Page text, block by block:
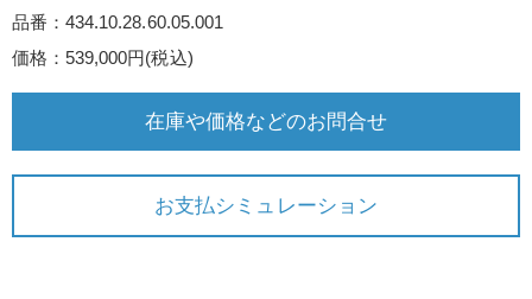
品番：434.10.28.60.05.001
価格：539,000円(税込)
在庫や価格などのお問合せ
お支払シミュレーション